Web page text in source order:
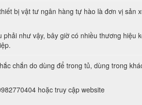
bị vật tư ngân hàng tự hào là đơn vị sản
như vậy, bây giờ có nhiều thương hiệu
chắn do dùng để trong tủ, dùng trong
hoặc truy cập website